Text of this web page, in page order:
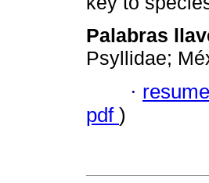
Palabras
Psyllidae;
·
pdf )